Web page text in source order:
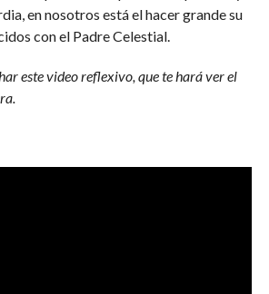
en nosotros está el hacer grande su
con el Padre Celestial.
este video reflexivo, que te hará ver el